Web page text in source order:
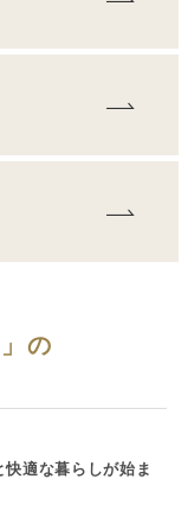
」の
適な暮らしが始ま